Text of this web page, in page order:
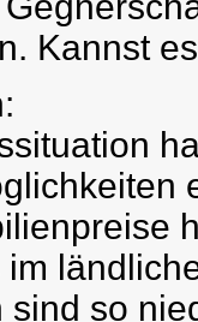
Kannst
sind so